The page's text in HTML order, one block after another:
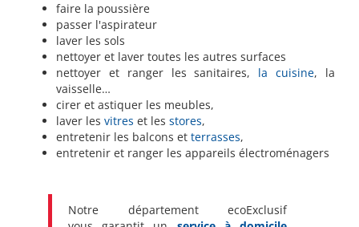
faire la poussière
passer l'aspirateur
laver les sols
nettoyer et laver toutes les autres surfaces
nettoyer et ranger les sanitaires, la cuisine, la
vaisselle…
cirer et astiquer les meubles,
laver les vitres et les stores,
entretenir les balcons et terrasses,
entretenir et ranger les appareils électroménagers
Notre département ecoExclusif